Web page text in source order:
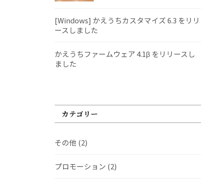
[Windows] かえうちカスタマイズ 6.3 をリリ
ースしました
かえうちファームウェア 4.1β をリリースし
ました
カテゴリー
その他 (2)
プロモーション (2)